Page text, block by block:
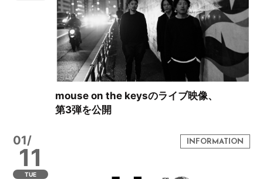
mouse on the keysのライブ映像、
第3弾を公開
01/
11
TUE